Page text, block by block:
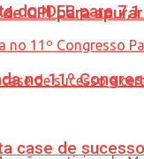
CPI para
case de
do IDEB para
no 11º